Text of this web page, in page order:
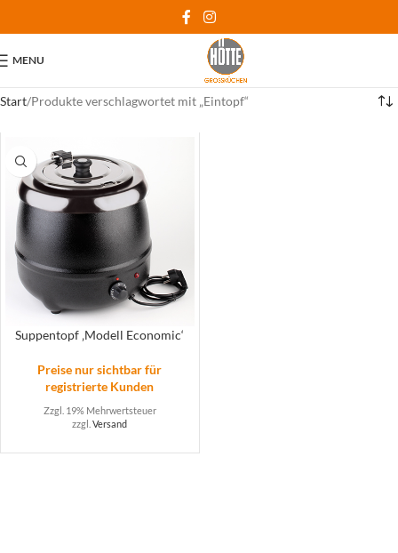
MENU
Start Produkte verschlagwortet mit „Eintopf“
Suppentopf ‚Modell Economic‘
Preise nur sichtbar für
registrierte Kunden
Zzgl. 19% Mehrwertsteuer
zzgl.Versand